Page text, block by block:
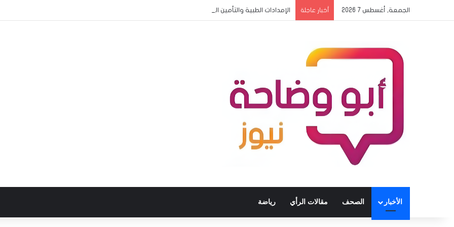
الجمعة, أغسطس 7 2026 أخبار عاجلة الإمدادات الطبية والتأمين الإسلامية تبحثان تعزيز الشراكة وتطوير خدمات التأمين
الأخبار الصحف مقالات الرأي رياضة